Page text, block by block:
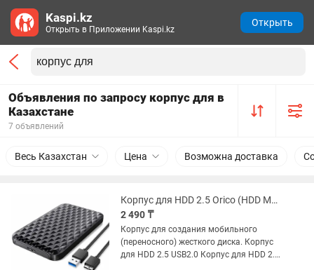
Объявления по запросу корпус для в
Казахстане
7 объявлений
Весь Казахстан Цена Возможна доставка
Корпус для HDD 2.5 Orico (HDD Mobile)
2 490 ₸
Корпус для создания мобильного
(переносного) жесткого диска. Корпус
для HDD 2.5 USB2.0 Корпус для HDD 2.5
Kaspi.kz
Открыть в Приложении Kaspi.kz
Открыть